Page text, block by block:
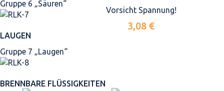
Gruppe 6 „Säuren“
LAUGEN
Gruppe 7 „Laugen“
BRENNBARE FLÜSSIGKEITEN
Vorsicht Spannung!
3,08 €